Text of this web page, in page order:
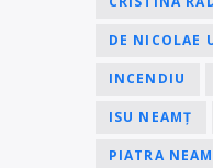
DE NICOLAE
INCENDIU
ISU NEAMȚ
PIATRA